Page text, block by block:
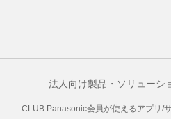
法人向け製品・ソリューシ
CLUB Panasonic会員が使えるアプリ/